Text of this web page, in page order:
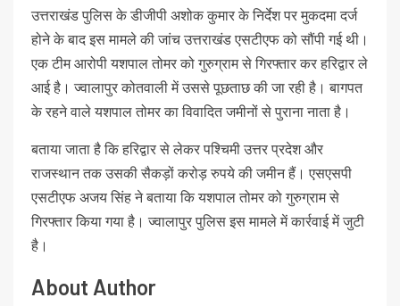
उत्तराखंड पुलिस के डीजीपी अशोक कुमार के निर्देश पर मुकदमा दर्ज
होने के बाद इस मामले की जांच उत्तराखंड एसटीएफ को सौंपी गई थी।
एक टीम आरोपी यशपाल तोमर को गुरुग्राम से गिरफ्तार कर हरिद्वार ले
आई है। ज्वालापुर कोतवाली में उससे पूछताछ की जा रही है। बागपत
के रहने वाले यशपाल तोमर का विवादित जमीनों से पुराना नाता है।
बताया जाता है कि हरिद्वार से लेकर पश्चिमी उत्तर प्रदेश और
राजस्थान तक उसकी सैकड़ों करोड़ रुपये की जमीन हैं। एसएसपी
एसटीएफ अजय सिंह ने बताया कि यशपाल तोमर को गुरुग्राम से
गिरफ्तार किया गया है। ज्वालापुर पुलिस इस मामले में कार्रवाई में जुटी
है।
About Author